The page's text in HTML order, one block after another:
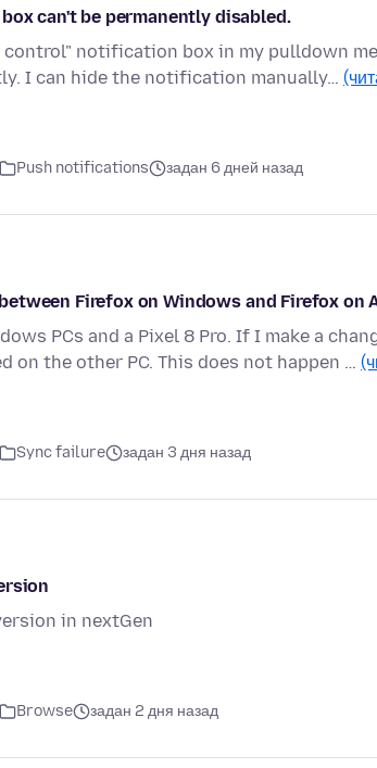
can't be permanently disabled.
control" notification box in my pulldown
I can hide the notification manually…
Push notifications задан 6 дней назад
Firefox on Windows and Firefox on
PCs and a Pixel 8 Pro. If I make a
on the other PC. This does not happen …
Sync failure задан 3 дня назад
in nextGen
Browse задан 2 дня назад